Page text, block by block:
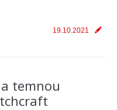
19.10.2021
temnou